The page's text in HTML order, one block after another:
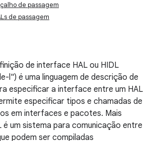
de passagem
de passagem
de interface HAL ou HIDL
l") é uma linguagem de descrição de
especificar a interface entre um HAL
especificar tipos e chamadas de
em interfaces e pacotes. Mais
é um sistema para comunicação entre
podem ser compiladas